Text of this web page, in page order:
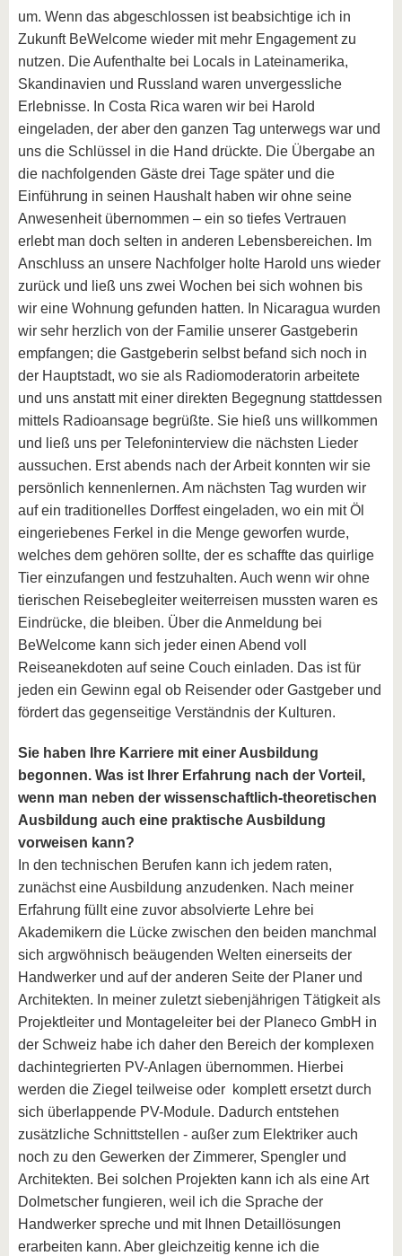
um. Wenn das abgeschlossen ist beabsichtige ich in
Zukunft BeWelcome wieder mit mehr Engagement zu
nutzen. Die Aufenthalte bei Locals in Lateinamerika,
Skandinavien und Russland waren unvergessliche
Erlebnisse. In Costa Rica waren wir bei Harold
eingeladen, der aber den ganzen Tag unterwegs war und
uns die Schlüssel in die Hand drückte. Die Übergabe an
die nachfolgenden Gäste drei Tage später und die
Einführung in seinen Haushalt haben wir ohne seine
Anwesenheit übernommen – ein so tiefes Vertrauen
erlebt man doch selten in anderen Lebensbereichen. Im
Anschluss an unsere Nachfolger holte Harold uns wieder
zurück und ließ uns zwei Wochen bei sich wohnen bis
wir eine Wohnung gefunden hatten. In Nicaragua wurden
wir sehr herzlich von der Familie unserer Gastgeberin
empfangen; die Gastgeberin selbst befand sich noch in
der Hauptstadt, wo sie als Radiomoderatorin arbeitete
und uns anstatt mit einer direkten Begegnung stattdessen
mittels Radioansage begrüßte. Sie hieß uns willkommen
und ließ uns per Telefoninterview die nächsten Lieder
aussuchen. Erst abends nach der Arbeit konnten wir sie
persönlich kennenlernen. Am nächsten Tag wurden wir
auf ein traditionelles Dorffest eingeladen, wo ein mit Öl
eingeriebenes Ferkel in die Menge geworfen wurde,
welches dem gehören sollte, der es schaffte das quirlige
Tier einzufangen und festzuhalten. Auch wenn wir ohne
tierischen Reisebegleiter weiterreisen mussten waren es
Eindrücke, die bleiben. Über die Anmeldung bei
BeWelcome kann sich jeder einen Abend voll
Reiseanekdoten auf seine Couch einladen. Das ist für
jeden ein Gewinn egal ob Reisender oder Gastgeber und
fördert das gegenseitige Verständnis der Kulturen.
Sie haben Ihre Karriere mit einer Ausbildung
begonnen. Was ist Ihrer Erfahrung nach der Vorteil,
wenn man neben der wissenschaftlich-theoretischen
Ausbildung auch eine praktische Ausbildung
vorweisen kann?
In den technischen Berufen kann ich jedem raten,
zunächst eine Ausbildung anzudenken. Nach meiner
Erfahrung füllt eine zuvor absolvierte Lehre bei
Akademikern die Lücke zwischen den beiden manchmal
sich argwöhnisch beäugenden Welten einerseits der
Handwerker und auf der anderen Seite der Planer und
Architekten. In meiner zuletzt siebenjährigen Tätigkeit als
Projektleiter und Montageleiter bei der Planeco GmbH in
der Schweiz habe ich daher den Bereich der komplexen
dachintegrierten PV-Anlagen übernommen. Hierbei
werden die Ziegel teilweise oder komplett ersetzt durch
sich überlappende PV-Module. Dadurch entstehen
zusätzliche Schnittstellen - außer zum Elektriker auch
noch zu den Gewerken der Zimmerer, Spengler und
Architekten. Bei solchen Projekten kann ich als eine Art
Dolmetscher fungieren, weil ich die Sprache der
Handwerker spreche und mit Ihnen Detaillösungen
erarbeiten kann. Aber gleichzeitig kenne ich die